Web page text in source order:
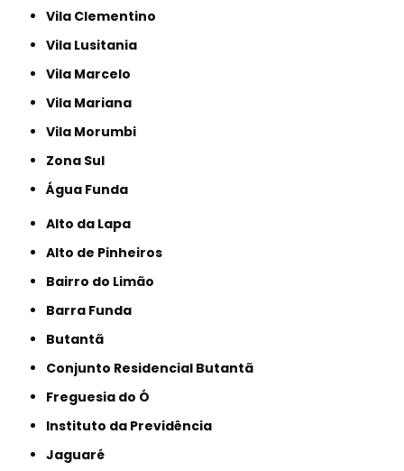
Vila Clementino
Vila Lusitania
Vila Marcelo
Vila Mariana
Vila Morumbi
Zona Sul
Água Funda
Alto da Lapa
Alto de Pinheiros
Bairro do Limão
Barra Funda
Butantã
Conjunto Residencial Butantã
Freguesia do Ó
Instituto da Previdência
Jaguaré